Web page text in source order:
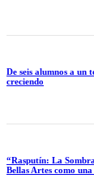
De seis alumnos a un
creciendo
“Rasputín: La
Bellas Artes como